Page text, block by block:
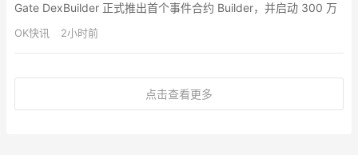
Gate DexBuilder 正式推出首个事件合约 Builder，并启动 300 万
美元资助计划，面向全球项目方、开发者、社区及 Web3 应用开放
合作，推动事件合约市场生态建设。事件合约 Builder 致力于降低
支持、结算…
OK快讯 2小时前
点击查看更多